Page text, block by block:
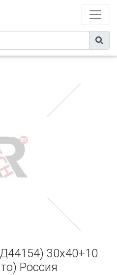
30х40+10
Россия